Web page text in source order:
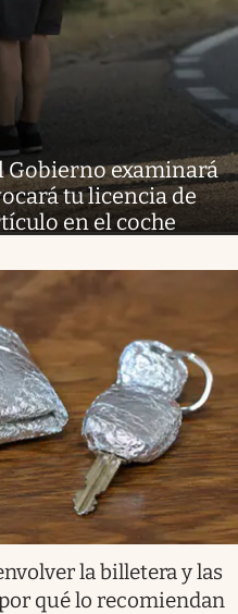
Gobierno examinará
tu licencia de
en el coche
la billetera y las
qué lo recomiendan